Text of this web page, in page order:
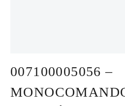
007100005056 –